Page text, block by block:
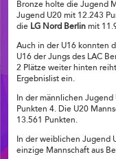
Bronze holte die Jugend
Jugend U20 mit 12.243
die LG Nord Berlin mit
Auch in der U16 konnten
U16 der Jungs des LAC
2 Plätze weiter hinten
Ergebnislist ein.
In der männlichen
Punkten 4. Die U20
13.561 Punkten.
In der weiblichen Jugend
einzige Mannschaft aus